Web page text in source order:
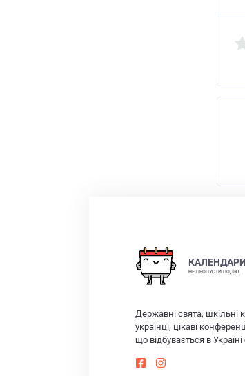
НЕ ПРОПУСТИ ПОДІЮ
Державні свята, шкільні
українці, цікаві
що відбувається в Україні